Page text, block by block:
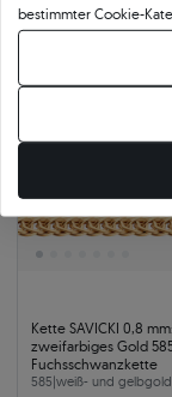
Kette SAVICKI 0,8 mm:
zweifarbiges Gold
Fuchsschwanzkette
585|weiß- und gelbgold
bestimmter Cookie-
möchten, klicken Sie
Präferenzen. Sie
Ihre Cookie-